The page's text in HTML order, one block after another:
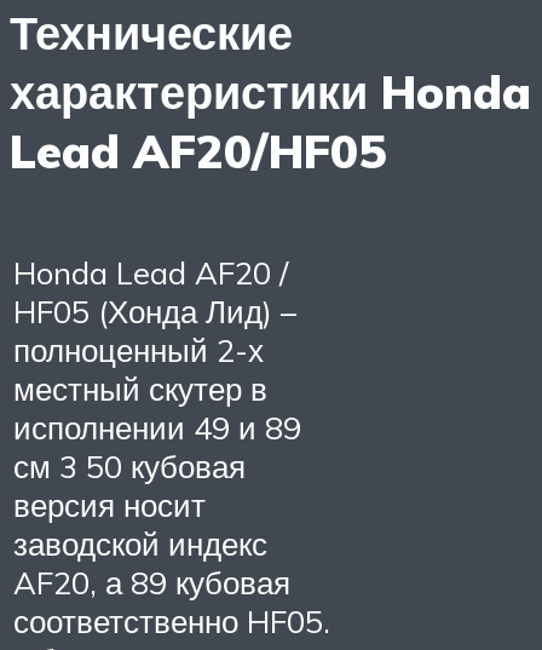
Технические
характеристики Honda
Lead AF20/HF05
Honda Lead AF20 /
HF05 (Хонда Лид) –
полноценный 2-х
местный скутер в
исполнении 49 и 89
см 3 50 кубовая
версия носит
заводской индекс
AF20, а 89 кубовая
соответственно HF05.